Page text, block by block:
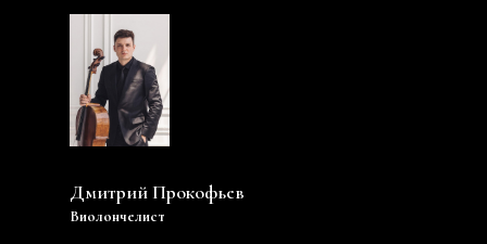
Дмитрий Прокофьев
Виолончелист